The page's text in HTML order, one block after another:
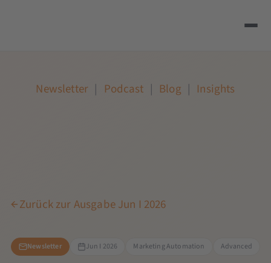
Newsletter | Podcast | Blog | Insights
Zurück zur Ausgabe Jun I 2026
Newsletter Jun I 2026 Marketing Automation Advanced